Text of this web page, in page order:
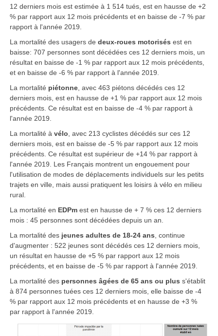
12 derniers mois est estimée à 1 514 tués, est en hausse de +2
% par rapport aux 12 mois précédents et en baisse de -7 % par
rapport à l'année 2019.
La mortalité des usagers de deux-roues motorisés est en
baisse: 707 personnes sont décédées ces 12 derniers mois, un
résultat en baisse de -1 % par rapport aux 12 mois précédents,
et en baisse de -6 % par rapport à l'année 2019.
La mortalité piétonne avec 463 piétons décédés ces 12
derniers mois, est en hausse de +1 % par rapport aux 12 mois
précédents. Ce résultat est en baisse de -4 % par rapport à
l'année 2019.
La mortalité à vélo avec 213 cyclistes décédés sur ces 12
derniers mois, est en baisse de -5 % par rapport aux 12 mois
précédents. Ce résultat est supérieur de +14 % par rapport à
l'année 2019. Les Français montrent un engouement pour
l'utilisation de modes de déplacements individuels sur les petits
trajets en ville, mais aussi pratiquent les loisirs à vélo en milieu
rural.
La mortalité en EDPm est en hausse de + 7 % ces 12 derniers
mois : 45 personnes sont décédées depuis un an.
La mortalité des jeunes adultes de 18-24 ans , continue
d'augmenter : 522 jeunes sont décédés ces 12 derniers mois,
un résultat en hausse de +5 % par rapport aux 12 mois
précédents, et en baisse de -5 % par rapport à l'année 2019.
La mortalité des personnes âgées de 65 ans ou plus s'établit
à 874 personnes tuées ces 12 derniers mois, elle baisse de -4
% par rapport aux 12 mois précédents et en hausse de +3 %
par rapport à l'année 2019.